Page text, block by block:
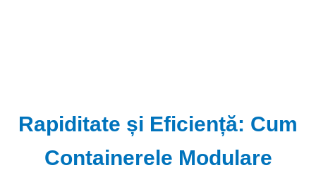
Rapiditate și Eficiență: Cum
Containerele Modulare